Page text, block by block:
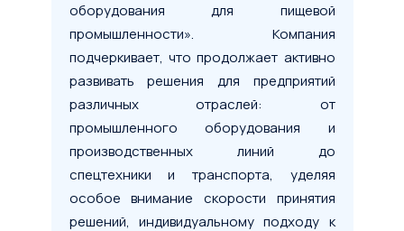
оборудования для пищевой
промышленности». Компания
подчеркивает, что продолжает активно
развивать решения для предприятий
различных отраслей: от
промышленного оборудования и
производственных линий до
спецтехники и транспорта, уделяя
особое внимание скорости принятия
решений, индивидуальному подходу к